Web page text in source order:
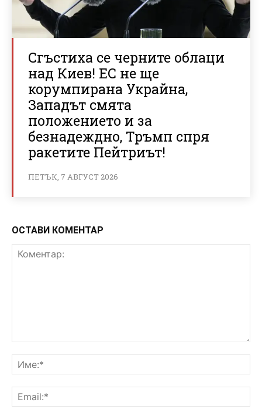
Сгъстиха се черните облаци
над Киев! ЕС не ще
корумпирана Украйна,
Западът смята
положението и за
безнадеждно, Тръмп спря
ракетите Пейтриът!
ПЕТЪК, 7 АВГУСТ 2026
ОСТАВИ КОМЕНТАР